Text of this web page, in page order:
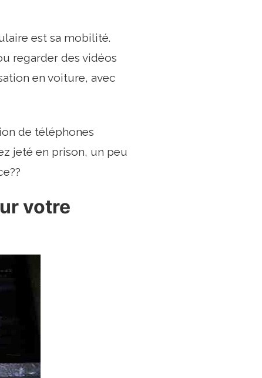
est sa mobilité.
regarder des vidéos
en voiture, avec
de téléphones
jeté en prison, un peu
votre